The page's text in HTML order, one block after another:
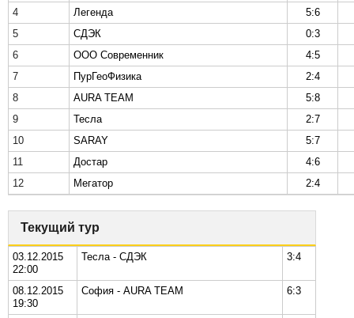
4
Легенда
5:6
5
СДЭК
0:3
6
ООО Современник
4:5
7
ПурГеоФизика
2:4
8
AURA TEAM
5:8
9
Тесла
2:7
10
SARAY
5:7
11
Достар
4:6
12
Мегатор 2:4
Текущий тур
03.12.2015
22:00
Тесла - СДЭК 3:4
08.12.2015
19:30
София - AURA TEAM 6:3